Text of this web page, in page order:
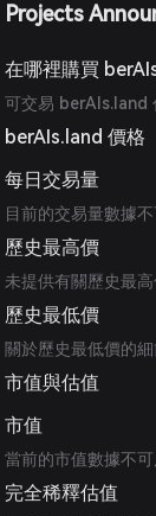
Projects
在哪裡購買
可交易 berAIs.land
berAIs.land 價格
每日交易量
目前的交易量數據不
歷史最高價
未提供有關歷史最高
歷史最低價
關於歷史最低價的細
市值與估值
市值
當前的市值數據不可
完全稀釋估值